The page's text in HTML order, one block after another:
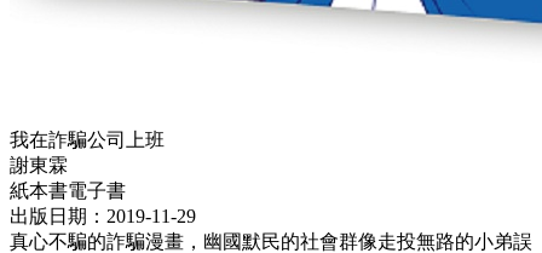
我在詐騙公司上班
謝東霖
紙本書電子書
出版日期：2019-11-29
真心不騙的詐騙漫畫，幽國默民的社會群像走投無路的小弟誤